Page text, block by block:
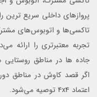
پروازهای داخلی سریع ترین
تاکسی‌ها و اتوبوس‌های
تجربه معتبرتری را ارائه
جاده ها در مناطق روستایی
اگر قصد کاوش در مناطق دور
اعتماد 4x4 توصیه می‌شود.